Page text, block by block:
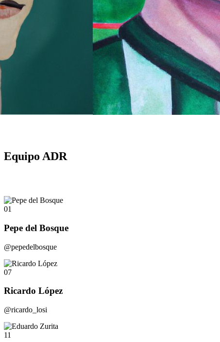
Equipo ADR
01
Pepe del Bosque
@pepedelbosque
07
Ricardo López
@ricardo_losi
11